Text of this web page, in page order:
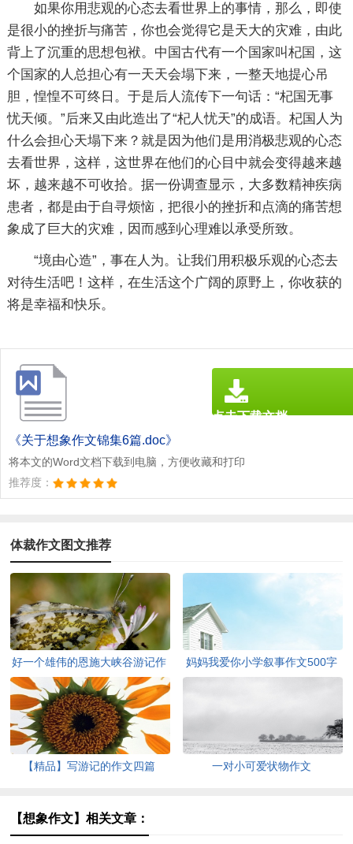
如果你用悲观的心态去看世界上的事情，那么，即使
是很小的挫折与痛苦，你也会觉得它是天大的灾难，由此
背上了沉重的思想包袱。中国古代有一个国家叫杞国，这
个国家的人总担心有一天天会塌下来，一整天地提心吊
胆，惶惶不可终日。于是后人流传下一句话：“杞国无事
忧天倾。”后来又由此造出了“杞人忧天”的成语。杞国人为
什么会担心天塌下来？就是因为他们是用消极悲观的心态
去看世界，这样，这世界在他们的心目中就会变得越来越
坏，越来越不可收拾。据一份调查显示，大多数精神疾病
患者，都是由于自寻烦恼，把很小的挫折和点滴的痛苦想
象成了巨大的灾难，因而感到心理难以承受所致。
“境由心造”，事在人为。让我们用积极乐观的心态去
对待生活吧！这样，在生活这个广阔的原野上，你收获的
将是幸福和快乐。
《关于想象作文锦集6篇.doc》
将本文的Word文档下载到电脑，方便收藏和打印
推荐度：
点击下载文档
体裁作文图文推荐
好一个雄伟的恩施大峡谷游记作
文
妈妈我爱你小学叙事作文500字
【精品】写游记的作文四篇 一对小可爱状物作文
【想象作文】相关文章：